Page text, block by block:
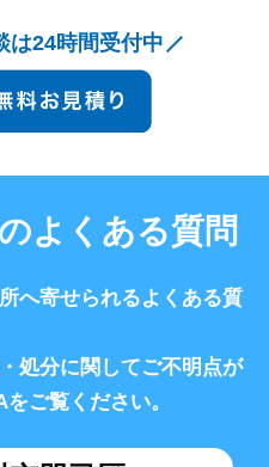
は24時間受付中
よくある質問
へ寄せられるよくある質
処分に関してご不明点が
ご覧ください。